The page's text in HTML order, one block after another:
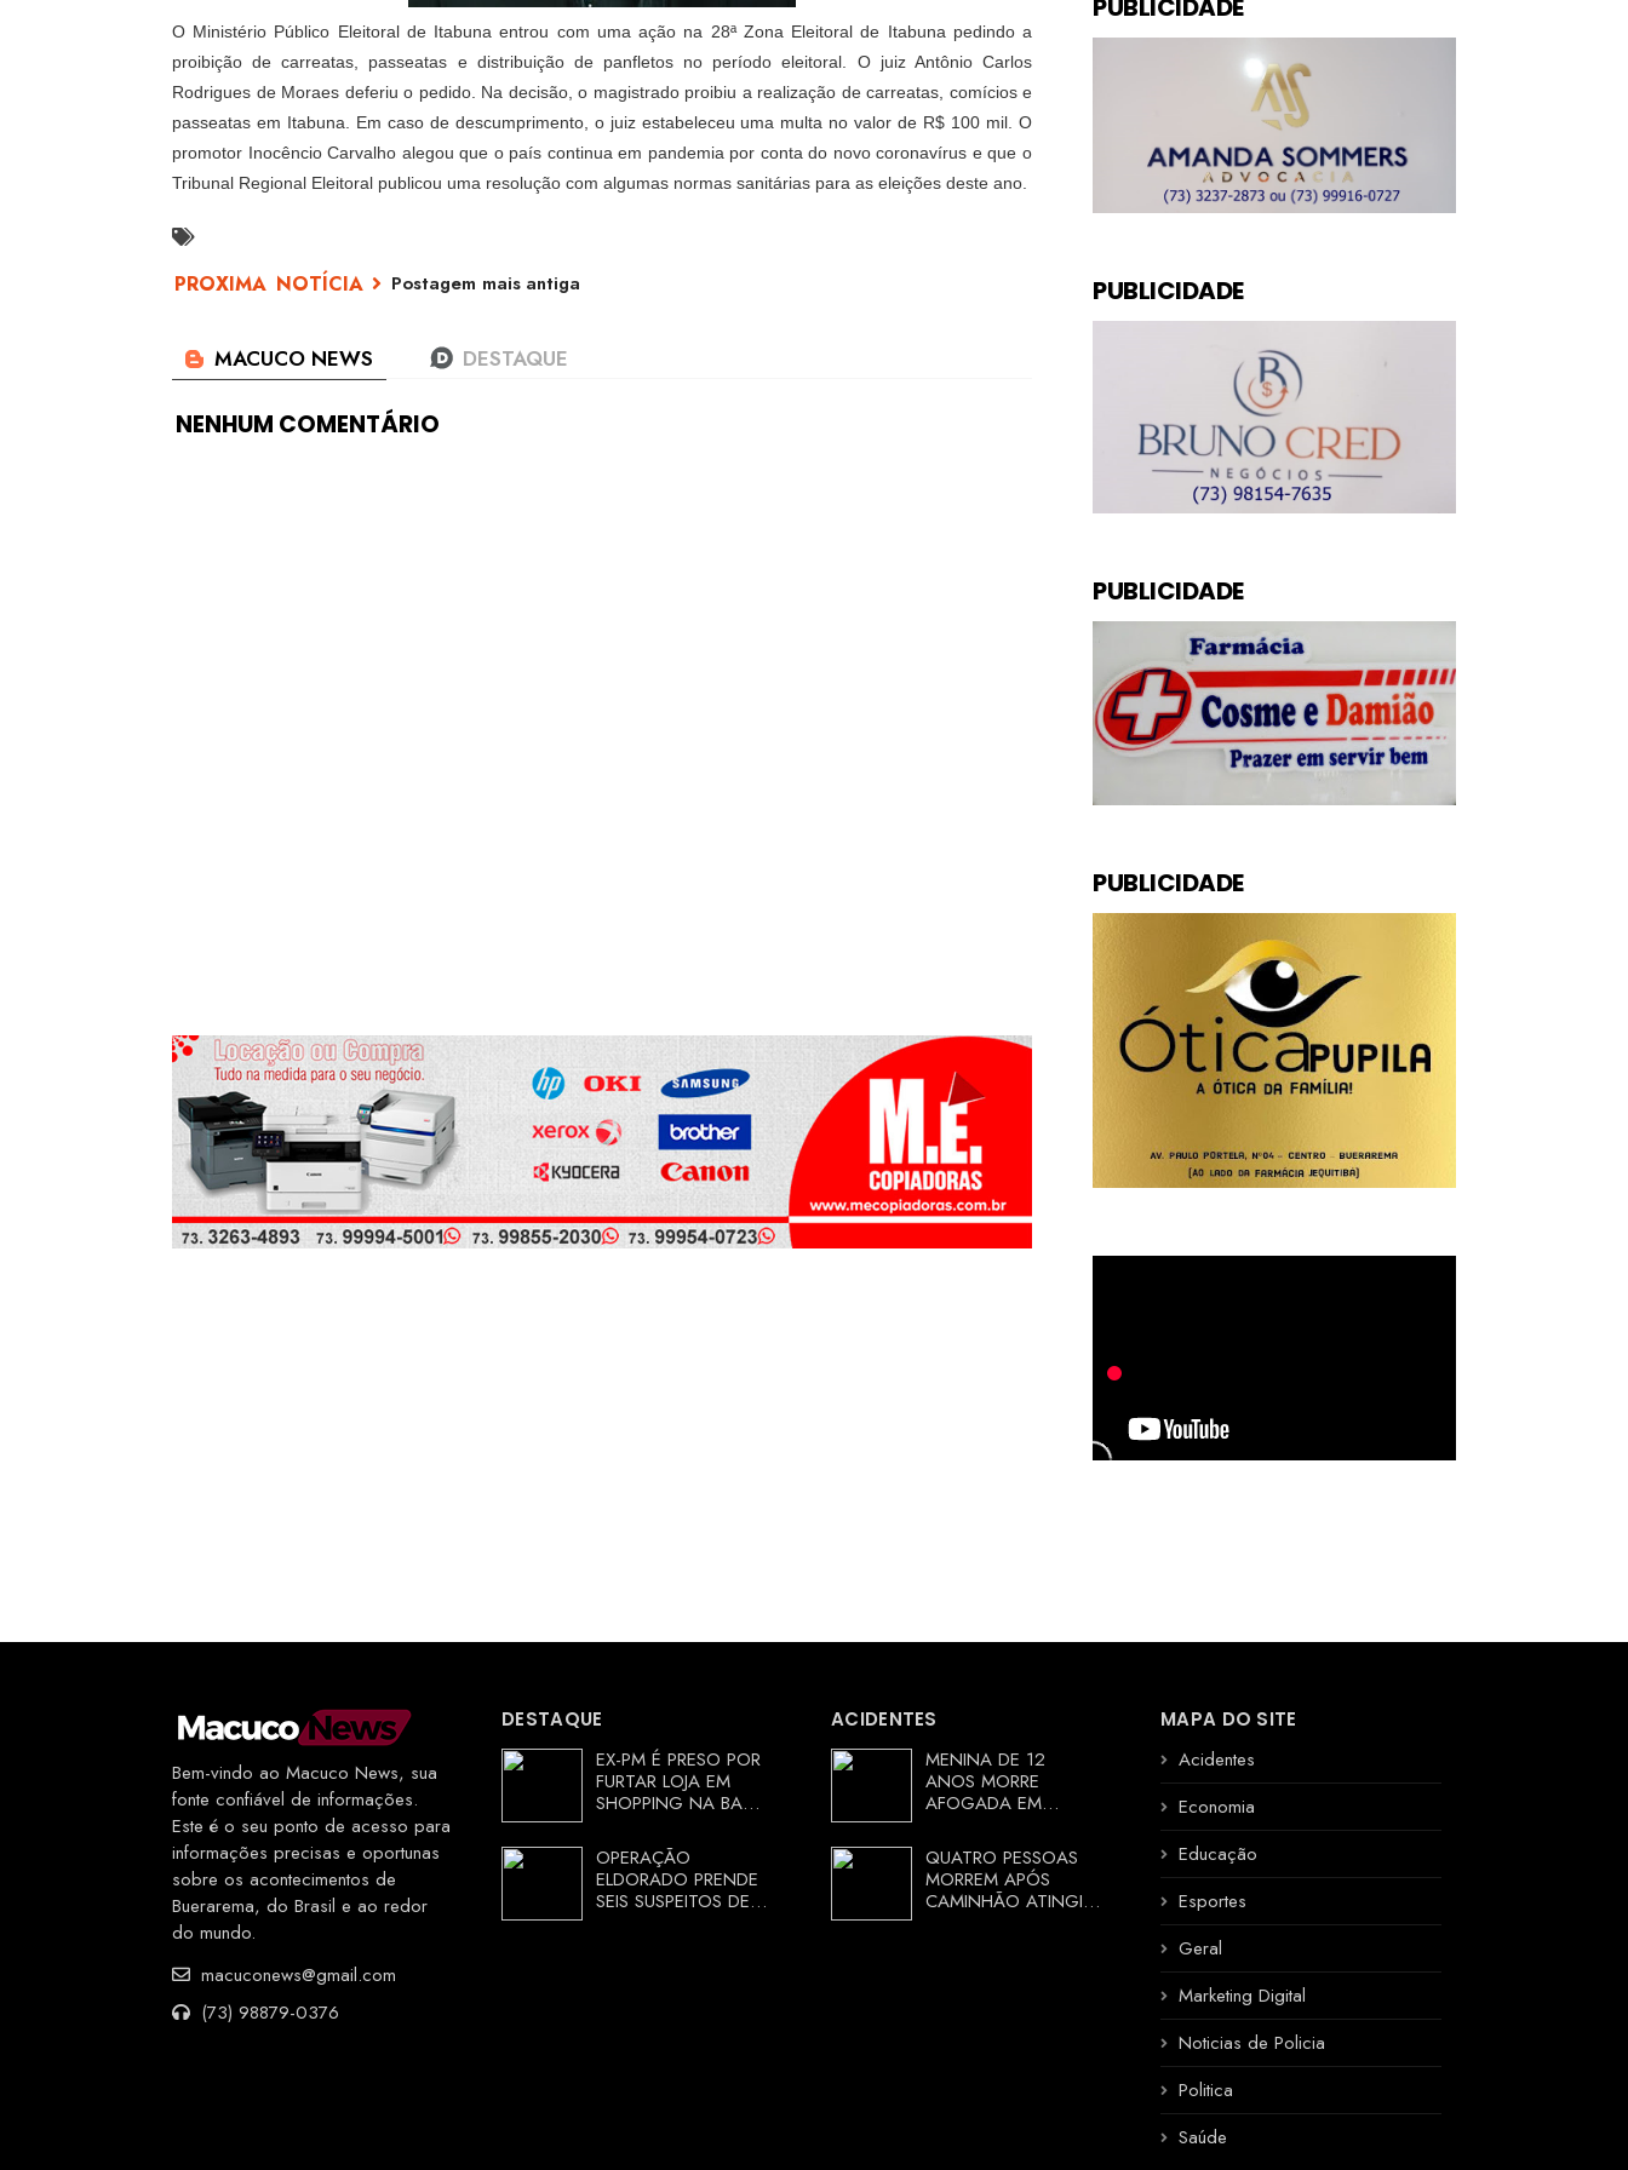
O Ministério Público Eleitoral de Itabuna entrou com uma ação na 28ª Zona Eleitoral de Itabuna pedindo a
proibição de carreatas, passeatas e distribuição de panfletos no período eleitoral. O juiz Antônio Carlos
Rodrigues de Moraes deferiu o pedido. Na decisão, o magistrado proibiu a realização de carreatas, comícios e
passeatas em Itabuna. Em caso de descumprimento, o juiz estabeleceu uma multa no valor de R$ 100 mil. O
promotor Inocêncio Carvalho alegou que o país continua em pandemia por conta do novo coronavírus e que o
Tribunal Regional Eleitoral publicou uma resolução com algumas normas sanitárias para as eleições deste ano.
Postagem mais antiga
NENHUM COMENTÁRIO
PUBLICIDADE
PUBLICIDADE
PUBLICIDADE
PUBLICIDADE
Bem-vindo ao Macuco News, sua
fonte confiável de informações.
Este é o seu ponto de acesso para
informações precisas e oportunas
sobre os acontecimentos de
Buerarema, do Brasil e ao redor
do mundo.
macuconews@gmail.com
(73) 98879-0376
DESTAQUE
EX-PM É PRESO POR
FURTAR LOJA EM
SHOPPING NA BAHIA
CORRENDO DE
DELEGACIA
OPERAÇÃO
ELDORADO PRENDE
SEIS SUSPEITOS DE
ACIDENTES
MENINA DE 12
ANOS MORRE
AFOGADA EM
RURAL DE ARACI,
BAHIA; POLÍCIA
INVESTIGA
CIRCUNSTÂNCIAS
QUATRO PESSOAS
MORREM APÓS
CAMINHÃO ATINGIR
MAPA DO SITE
Acidentes
Economia
Educação
Esportes
Geral
Marketing Digital
Noticias de Policia
Politica
Saúde